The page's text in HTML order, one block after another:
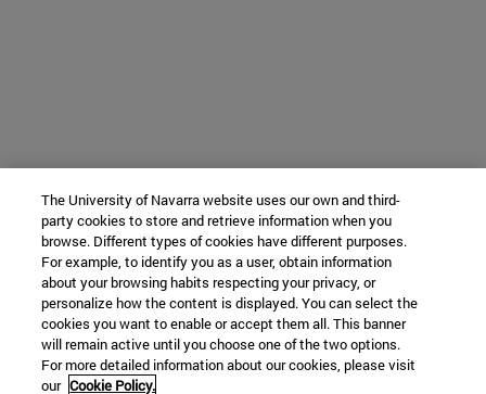
The University of Navarra website uses our own and third-
party cookies to store and retrieve information when you
browse. Different types of cookies have different purposes.
For example, to identify you as a user, obtain information
about your browsing habits respecting your privacy, or
personalize how the content is displayed. You can select the
cookies you want to enable or accept them all. This banner
will remain active until you choose one of the two options.
For more detailed information about our cookies, please visit
our Cookie Policy.